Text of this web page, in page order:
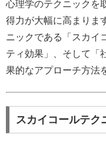
心理学のテクニックを
得力が大幅に高まりま
ニックである「スカイ
ティ効果」、そして「
果的なアプローチ方法
スカイコールテク